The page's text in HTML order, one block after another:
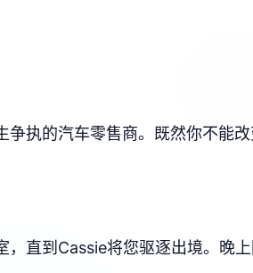
执的汽车零售商。既然你不能
直到Cassie将您驱逐出境。晚